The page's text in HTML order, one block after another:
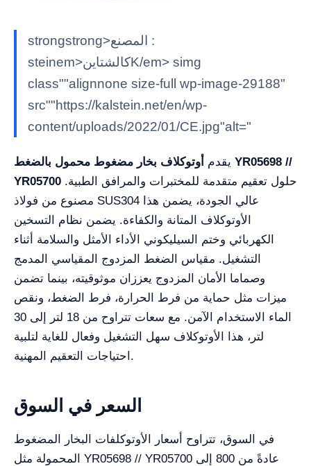
strongstrong>المصنع :
steinem>كالشتاينK/em> simg
class""alignnone size-full wp-image-29188"
src""https://kalstein.net/en/wp-
content/uploads/2022/01/CE.jpg"alt="
يقدم أوتوكلاف بخار مضغوط محمول بالضغط YR05698 //
YR05700
مصنوع من فولاذ SUS304 عالي الجودة، يضمن هذا
الأوتوكلاف المتانة والكفاءة. يضمن نظام التسخين
الكهربائي وختم السيليكوني الأداء الأمثل والسلامة أثناء
التشغيل. مقياس الضغط المزدوج المقياسي المدمج
وصماما الأمان المزدوج يعززان موثوقيته، بينما تضمن
ميزات مثل حماية من فرط الحرارة، فرط الضغط، ونقص
الماء الاستخدام الآمن. مع سعات تتراوح من 18 لتر إلى 30
لتر، هذا الأوتوكلاف سهل التشغيل وفعال للغاية لتلبية
احتياجات التعقيم المهنية.
السعر في السوق
في السوق، تتراوح أسعار الأوتوكلفات البخار المضغوط
المحمولة مثل YR05698 // YR05700 عادةً من 800 إلى